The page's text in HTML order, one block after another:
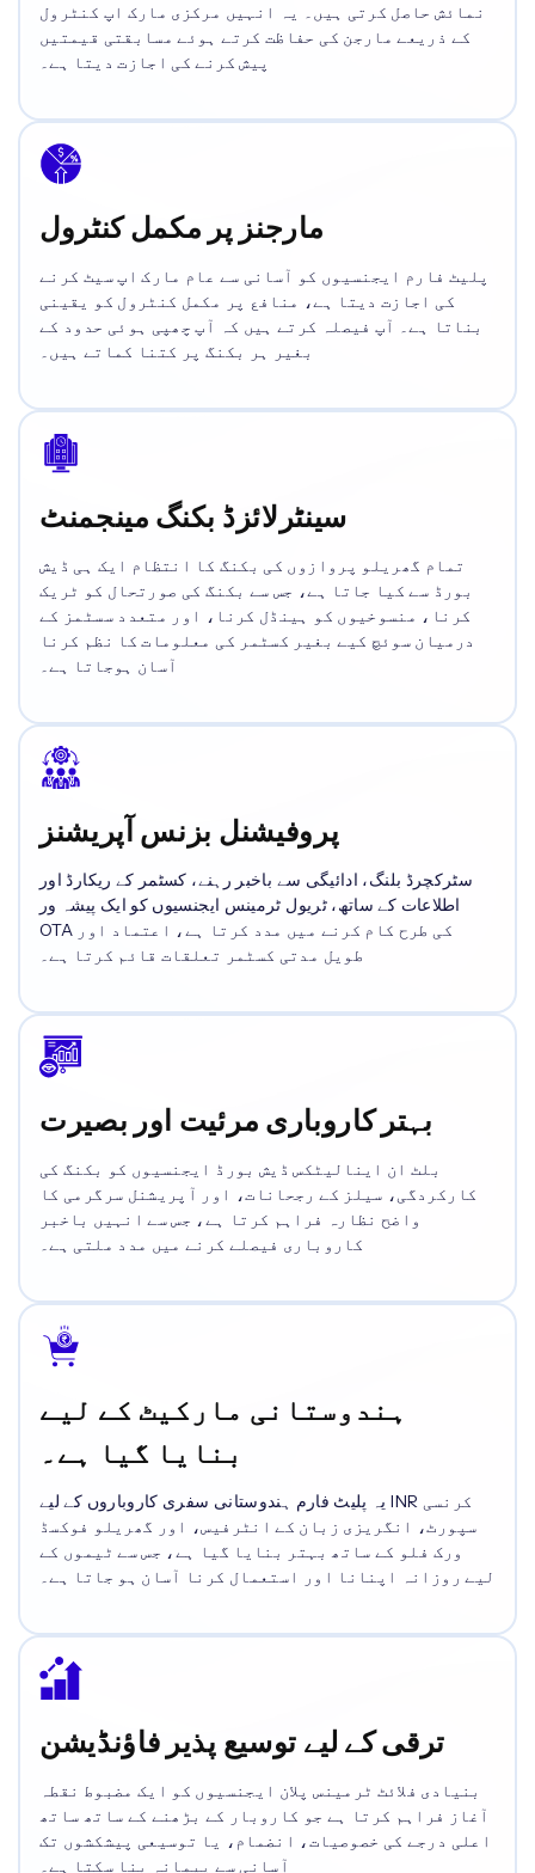
نمائش حاصل کرتی ہیں۔ یہ انہیں مرکزی مارک اپ کنٹرول
کے ذریعے مارجن کی حفاظت کرتے ہوئے مسابقتی قیمتیں
پیش کرنے کی اجازت دیتا ہے۔
مارجنز پر مکمل کنٹرول
پلیٹ فارم ایجنسیوں کو آسانی سے عام مارک اپ سیٹ کرنے
کی اجازت دیتا ہے، منافع پر مکمل کنٹرول کو یقینی
بناتا ہے۔ آپ فیصلہ کرتے ہیں کہ آپ چھپی ہوئی حدود کے
بغیر ہر بکنگ پر کتنا کماتے ہیں۔
سینٹرلائزڈ بکنگ مینجمنٹ
تمام گھریلو پروازوں کی بکنگ کا انتظام ایک ہی ڈیش
بورڈ سے کیا جاتا ہے، جس سے بکنگ کی صورتحال کو ٹریک
کرنا، منسوخیوں کو ہینڈل کرنا، اور متعدد سسٹمز کے
درمیان سوئچ کیے بغیر کسٹمر کی معلومات کا نظم کرنا
آسان ہوجاتا ہے۔
پروفیشنل بزنس آپریشنز
سٹرکچرڈ بلنگ، ادائیگی سے باخبر رہنے، کسٹمر کے ریکارڈ اور
اطلاعات کے ساتھ، ٹریول ٹرمینس ایجنسیوں کو ایک پیشہ ور
OTA کی طرح کام کرنے میں مدد کرتا ہے، اعتماد اور
طویل مدتی کسٹمر تعلقات قائم کرتا ہے۔
بہتر کاروباری مرئیت اور بصیرت
بلٹ ان اینالیٹکس ڈیش بورڈ ایجنسیوں کو بکنگ کی
کارکردگی، سیلز کے رجحانات، اور آپریشنل سرگرمی کا
واضح نظارہ فراہم کرتا ہے، جس سے انہیں باخبر
کاروباری فیصلے کرنے میں مدد ملتی ہے۔
ہندوستانی مارکیٹ کے لیے
بنایا گیا ہے۔
یہ پلیٹ فارم ہندوستانی سفری کاروباروں کے لیے INR کرنسی
سپورٹ، انگریزی زبان کے انٹرفیس، اور گھریلو فوکسڈ
ورک فلو کے ساتھ بہتر بنایا گیا ہے، جس سے ٹیموں کے
لیے روزانہ اپنانا اور استعمال کرنا آسان ہو جاتا ہے۔
ترقی کے لیے توسیع پذیر فاؤنڈیشن
بنیادی فلائٹ ٹرمینس پلان ایجنسیوں کو ایک مضبوط نقطہ
آغاز فراہم کرتا ہے جو کاروبار کے بڑھنے کے ساتھ ساتھ
اعلی درجے کی خصوصیات، انضمام، یا توسیعی پیشکشوں تک
آسانی سے پیمانہ بنا سکتا ہے۔